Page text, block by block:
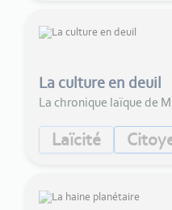
La culture en deuil
La chronique laïque de
Laïcité